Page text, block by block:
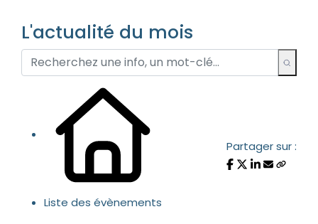
L'actualité du mois
Liste des évènements
Partager sur :